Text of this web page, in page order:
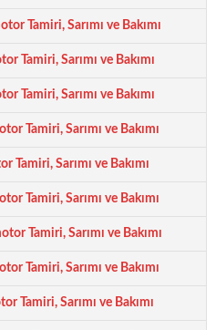
Tamiri, Sarımı ve Bakımı
Tamiri, Sarımı ve Bakımı
Tamiri, Sarımı ve Bakımı
Tamiri, Sarımı ve Bakımı
Tamiri, Sarımı ve Bakımı
Tamiri, Sarımı ve Bakımı
Tamiri, Sarımı ve Bakımı
Tamiri, Sarımı ve Bakımı
Tamiri, Sarımı ve Bakımı